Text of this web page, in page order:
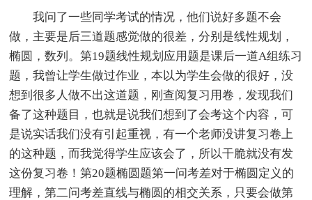
我问了一些同学考试的情况，他们说好多题不会
做，主要是后三道题感觉做的很差，分别是线性规划，
椭圆，数列。第19题线性规划应用题是课后一道A组练习
题，我曾让学生做过作业，本以为学生会做的很好，没
想到很多人做不出这道题，刚查阅复习用卷，发现我们
备了这种题目，也就是说我们想到了会考这个内容，可
是说实话我们没有引起重视，有一个老师没讲复习卷上
的这种题，而我觉得学生应该会了，所以干脆就没有发
这份复习卷！第20题椭圆题第一问考差对于椭圆定义的
理解，第二问考差直线与椭圆的相交关系，只要会做第